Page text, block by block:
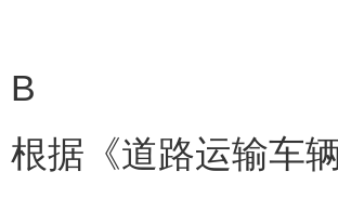
B
根据《道路运输车